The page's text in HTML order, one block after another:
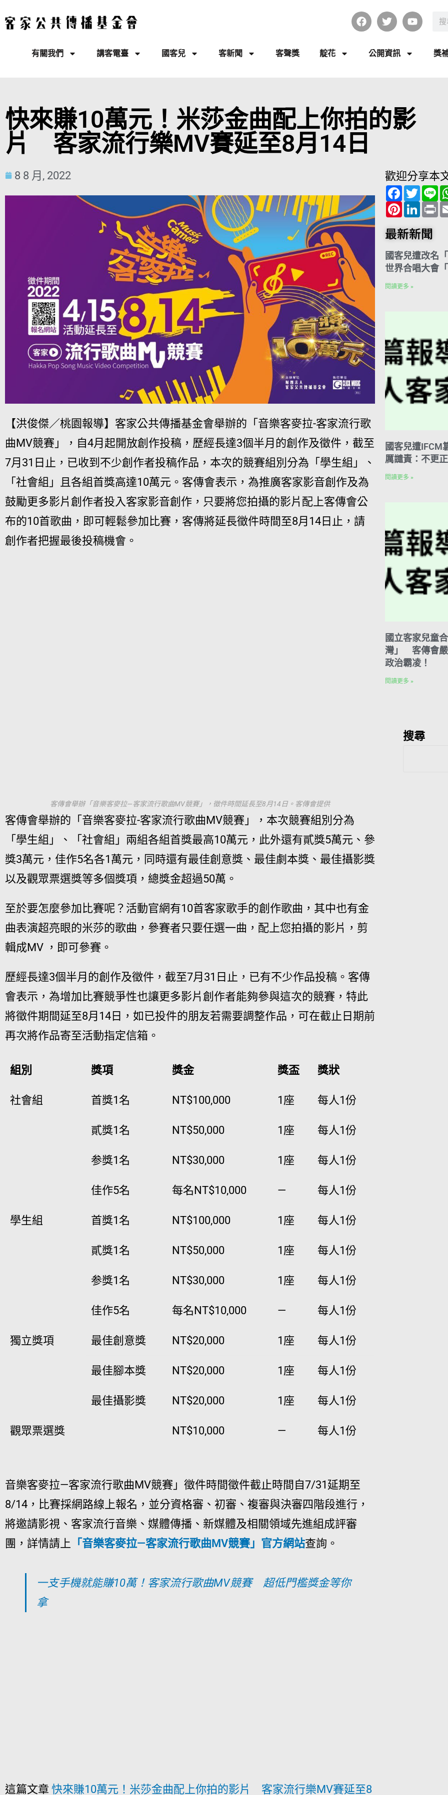
有關我們 講客電臺 國客兒 客新聞 客聲獎 靛花 公開資訊 獎
快來賺10萬元！米莎金曲配上你拍的影
片 客家流行樂MV賽延至8月14日
8 8 月, 2022
【洪俊傑／桃園報導】客家公共傳播基金會舉辦的「音樂客麥拉-客家流行歌
曲MV競賽」，自4月起開放創作投稿，歷經長達3個半月的創作及徵件，截至
7月31日止，已收到不少創作者投稿作品，本次的競賽組別分為「學生組」、
「社會組」且各組首獎高達10萬元。客傳會表示，為推廣客家影音創作及為
鼓勵更多影片創作者投入客家影音創作，只要將您拍攝的影片配上客傳會公
布的10首歌曲，即可輕鬆參加比賽，客傳將延長徵件時間至8月14日止，請
創作者把握最後投稿機會。
客傳會舉辦「音樂客麥拉—客家流行歌曲MV競賽」，徵件時間延長至8月14日。客傳會提供
客傳會舉辦的「音樂客麥拉-客家流行歌曲MV競賽」，本次競賽組別分為
「學生組」、「社會組」兩組各組首獎最高10萬元，此外還有貳獎5萬元、參
獎3萬元，佳作5名各1萬元，同時還有最佳創意獎、最佳劇本獎、最佳攝影獎
以及觀眾票選獎等多個獎項，總獎金超過50萬。
至於要怎麼參加比賽呢？活動官網有10首客家歌手的創作歌曲，其中也有金
曲表演超亮眼的米莎的歌曲，參賽者只要任選一曲，配上您拍攝的影片，剪
輯成MV ，即可參賽。
歷經長達3個半月的創作及徵件，截至7月31日止，已有不少作品投稿。客傳
會表示，為增加比賽競爭性也讓更多影片創作者能夠參與這次的競賽，特此
將徵件期間延至8月14日，如已投件的朋友若需要調整作品，可在截止日期前
再次將作品寄至活動指定信箱。
組別 獎項 獎金 獎盃 獎狀
社會組 首獎1名 NT$100,000 1座 每人1份
貳獎1名 NT$50,000 1座 每人1份
参獎1名 NT$30,000 1座 每人1份
佳作5名 每名NT$10,000 — 每人1份
學生組 首獎1名 NT$100,000 1座 每人1份
貳獎1名 NT$50,000 1座 每人1份
参獎1名 NT$30,000 1座 每人1份
佳作5名 每名NT$10,000 — 每人1份
獨立獎項 最佳創意獎 NT$20,000 1座 每人1份
最佳腳本獎 NT$20,000 1座 每人1份
最佳攝影獎 NT$20,000 1座 每人1份
觀眾票選獎 NT$10,000 — 每人1份
音樂客麥拉—客家流行歌曲MV競賽」徵件時間徵件截止時間自7/31延期至
8/14，比賽採網路線上報名，並分資格審、初審、複審與決審四階段進行，
將邀請影視、客家流行音樂、媒體傳播、新媒體及相關領域先進組成評審
團，詳情請上 「音樂客麥拉—客家流行歌曲MV競賽」官方網站查詢。
一支手機就能賺10萬！客家流行歌曲MV競賽 超低門檻獎金等你
拿
這篇文章 快來賺10萬元！米莎金曲配上你拍的影片 客家流行樂MV賽延至8
歡迎分享本
F
a
c
e
b
o
o
T
w
i
t
t
e
r
L
i
n
e
P
i
n
t
e
e
s
t
L
i
n
k
e
I
n
P
r
i
最新新聞
國客兒遭改名
世界合唱大會
閱讀更多 »
國客兒遭
厲譴責：不更
閱讀更多 »
國立客家兒童
灣」 客傳會嚴
政治霸凌！
閱讀更多 »
搜尋